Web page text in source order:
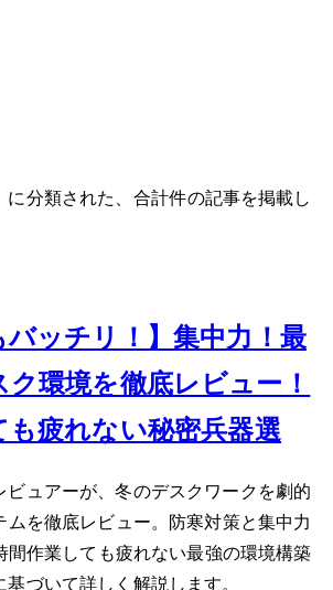
分類された、合計 1 件の記事を掲載し
ッチリ！】集中力UP！最
環境を徹底レビュー！- 10
疲れない秘密兵器5選 -
ビュアーが、冬のデスクワークを劇的
ムを徹底レビュー。防寒対策と集中力
間作業しても疲れない最強の環境構築
づいて詳しく解説します。